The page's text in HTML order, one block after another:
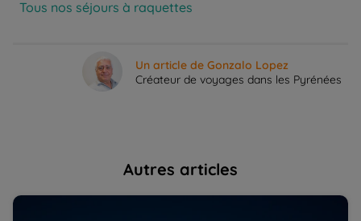
Tous nos séjours à raquettes
Un article de Gonzalo Lopez
Créateur de voyages dans les Pyrénées
Autres articles
Où voir l'éclipse d'août 2026 ? Les meilleurs endroits